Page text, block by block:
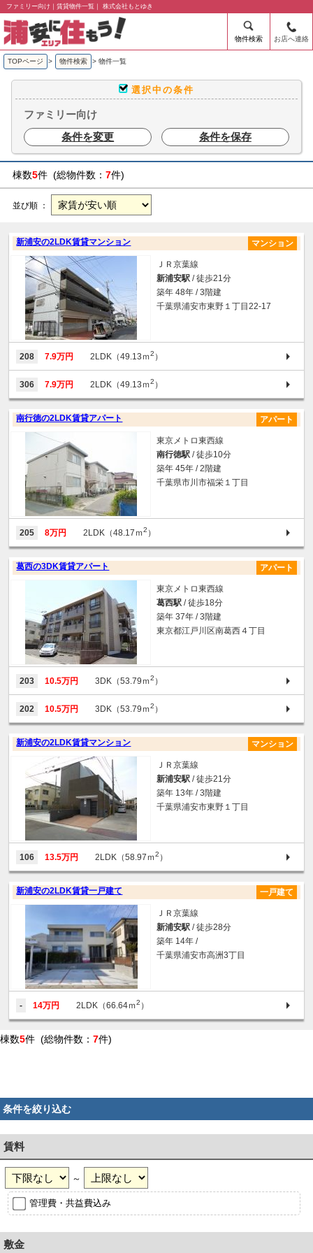
ファミリー向け｜賃貸物件一覧｜ 株式会社もとゆき
物件検索 お店へ連絡
TOPページ > 物件検索 > 物件一覧
選択中の条件
ファミリー向け
条件を変更
条件を保存
棟数5件 (総物件数： 7件)
並び順 ：
新浦安の2LDK賃貸マンション マンション
ＪＲ京葉線
新浦安駅 / 徒歩21分
築年 48年 / 3階建
千葉県浦安市東野１丁目22-17
208 7.9万円 2LDK（49.13ｍ2 ）
306 7.9万円 2LDK（49.13ｍ2 ）
南行徳の2LDK賃貸アパート アパート
東京メトロ東西線
南行徳駅 / 徒歩10分
築年 45年 / 2階建
千葉県市川市福栄１丁目
205 8万円 2LDK（48.17ｍ2 ）
葛西の3DK賃貸アパート アパート
東京メトロ東西線
葛西駅 / 徒歩18分
築年 37年 / 3階建
東京都江戸川区南葛西４丁目
203 10.5万円 3DK（53.79ｍ2 ）
202 10.5万円 3DK（53.79ｍ2 ）
新浦安の2LDK賃貸マンション マンション
ＪＲ京葉線
新浦安駅 / 徒歩21分
築年 13年 / 3階建
千葉県浦安市東野１丁目
106 13.5万円 2LDK（58.97ｍ2 ）
新浦安の2LDK賃貸一戸建て 一戸建て
ＪＲ京葉線
新浦安駅 / 徒歩28分
築年 14年 /
千葉県浦安市高洲3丁目
- 14万円 2LDK（66.64ｍ2 ）
棟数5件 (総物件数： 7件)
条件を絞り込む
賃料
～
管理費・共益費込み
敷金